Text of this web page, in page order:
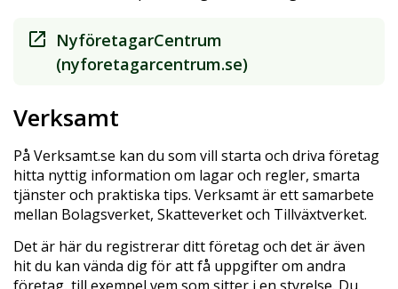
NyföretagarCentrum
(nyforetagarcentrum.se)
Verksamt
På Verksamt.se kan du som vill starta och driva företag
hitta nyttig information om lagar och regler, smarta
tjänster och praktiska tips. Verksamt är ett samarbete
mellan Bolagsverket, Skatteverket och Tillväxtverket.
Det är här du registrerar ditt företag och det är även
hit du kan vända dig för att få uppgifter om andra